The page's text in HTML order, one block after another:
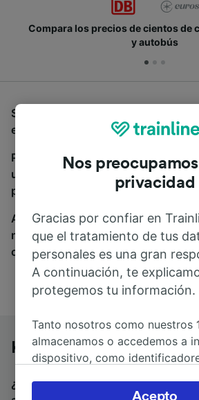
Compara los precios de cientos de
y autobús
Si estás buscando autobuses de
estás en el sitio adecuado.
Para encontrar billetes de autobús,
una búsqueda y nosotros
precios tanto de tren como de
A donde quiera que vayas, tu viaje
nosotros. Encuentra billetes de más
compañías de tren y autobús.
Kassel a Düsseldorf en
¿Estás buscando un billete de
Nos
privacidad
Gracias por confiar en
que el tratamiento de tus
personales es una gran
A continuación, te
protegemos tu información.
Tanto nosotros como nuestros
almacenamos o accedemos a
dispositivo, como
Puedes aceptar o administrar
Acepto